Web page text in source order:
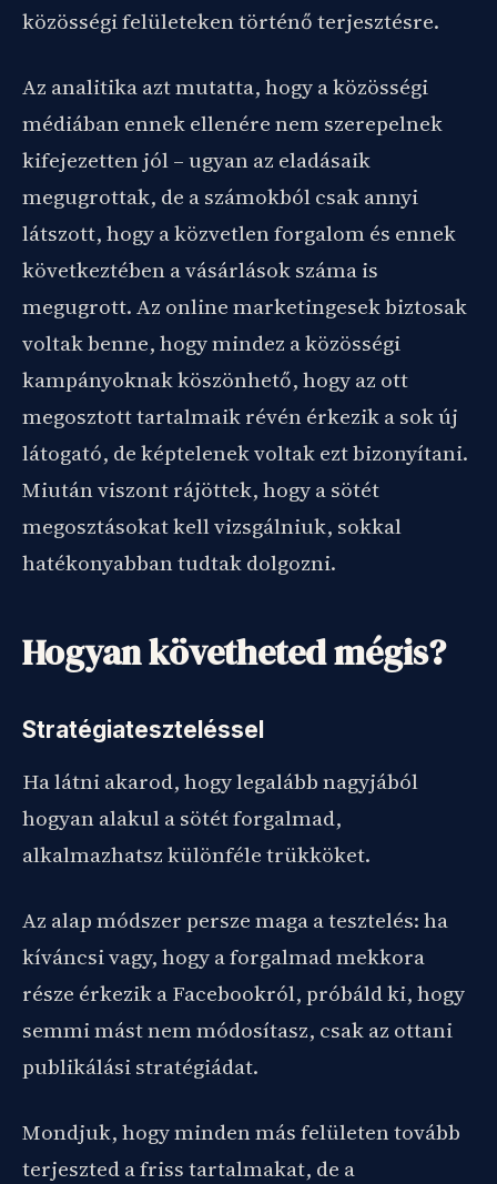
közösségi felületeken történő terjesztésre.
Az analitika azt mutatta, hogy a közösségi
médiában ennek ellenére nem szerepelnek
kifejezetten jól – ugyan az eladásaik
megugrottak, de a számokból csak annyi
látszott, hogy a közvetlen forgalom és ennek
következtében a vásárlások száma is
megugrott. Az online marketingesek biztosak
voltak benne, hogy mindez a közösségi
kampányoknak köszönhető, hogy az ott
megosztott tartalmaik révén érkezik a sok új
látogató, de képtelenek voltak ezt bizonyítani.
Miután viszont rájöttek, hogy a sötét
megosztásokat kell vizsgálniuk, sokkal
hatékonyabban tudtak dolgozni.
Hogyan követheted mégis?
Stratégiateszteléssel
Ha látni akarod, hogy legalább nagyjából
hogyan alakul a sötét forgalmad,
alkalmazhatsz különféle trükköket.
Az alap módszer persze maga a tesztelés: ha
kíváncsi vagy, hogy a forgalmad mekkora
része érkezik a Facebookról, próbáld ki, hogy
semmi mást nem módosítasz, csak az ottani
publikálási stratégiádat.
Mondjuk, hogy minden más felületen tovább
terjeszted a friss tartalmakat, de a